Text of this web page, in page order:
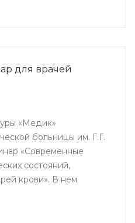
общества детских
для врачей
«Медик»
больницы им. Г.Г.
«Современные
состояний,
крови». В нем
гинекологи, хирурги,